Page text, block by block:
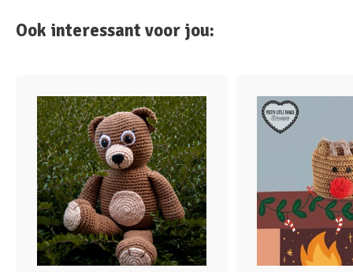
Ook interessant voor jou: